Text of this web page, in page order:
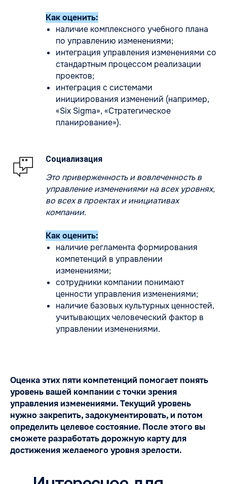
Как оценить:
наличие комплексного учебного плана
по управлению изменениями;
интеграция управления изменениями со
стандартным процессом реализации
проектов;
интеграция с системами
инициирования изменений (например,
«Six Sigma», «Стратегическое
планирование»).
Социализация
Это приверженность и вовлеченность в
управление изменениями на всех уровнях,
во всех в проектах и инициативах
компании.
Как оценить:
наличие регламента формирования
компетенций в управлении
изменениями;
сотрудники компании понимают
ценности управления изменениями;
наличие базовых культурных ценностей,
учитывающих человеческий фактор в
управлении изменениями.
Оценка этих пяти компетенций помогает понять
уровень вашей компании с точки зрения
управления изменениями. Текущий уровень
нужно закрепить, задокументировать, и потом
определить целевое состояние. После этого вы
сможете разработать дорожную карту для
достижения желаемого уровня зрелости.